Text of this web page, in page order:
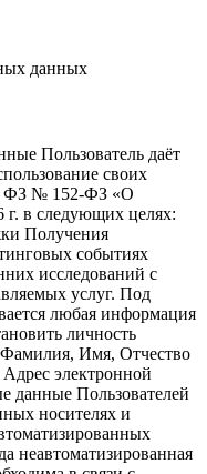
данных
Пользователь даёт
своих
ФЗ № 152-ФЗ «О
г. в следующих целях:
Получения
событиях
исследований с
услуг. Под
любая информация
личность
Фамилия, Имя, Отчество
электронной
данные Пользователей
носителях и
неавтоматизированная